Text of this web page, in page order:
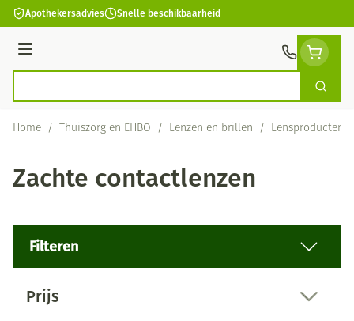
Ga naar de inhoud
Apothekersadvies Snelle beschikbaarheid
Menu
Zoek
Home / Thuiszorg en EHBO / Lenzen en brillen / Lensproducten
Zachte contactlenzen
Filteren
Prijs